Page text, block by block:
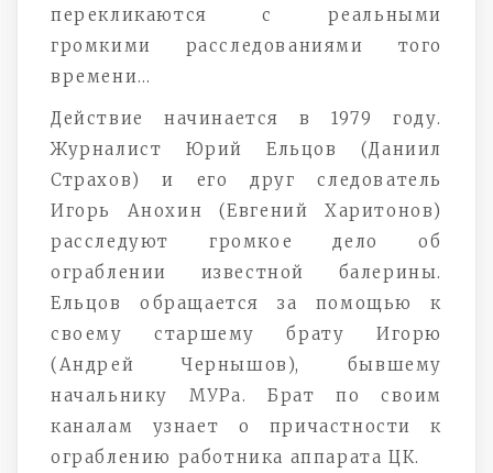
перекликаются с реальными
громкими расследованиями того
времени…
Действие начинается в 1979 году.
Журналист Юрий Ельцов (Даниил
Страхов) и его друг следователь
Игорь Анохин (Евгений Харитонов)
расследуют громкое дело об
ограблении известной балерины.
Ельцов обращается за помощью к
своему старшему брату Игорю
(Андрей Чернышов), бывшему
начальнику МУРа. Брат по своим
каналам узнает о причастности к
ограблению работника аппарата ЦК.